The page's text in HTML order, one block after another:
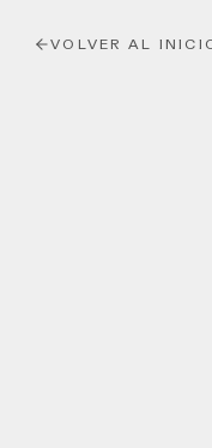
VOLVER AL